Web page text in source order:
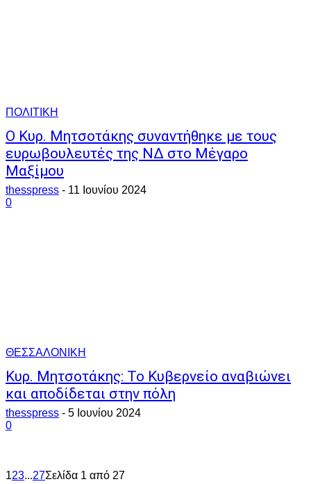
ΠΟΛΙΤΙΚΗ
Ο Κυρ. Μητσοτάκης συναντήθηκε με τους
ευρωβουλευτές της ΝΔ στο Μέγαρο
Μαξίμου
thesspress - 11 Ιουνίου 2024
0
ΘΕΣΣΑΛΟΝΙΚΗ
Κυρ. Μητσοτάκης: Το Κυβερνείο αναβιώνει
και αποδίδεται στην πόλη
thesspress - 5 Ιουνίου 2024
0
123...27Σελίδα 1 από 27